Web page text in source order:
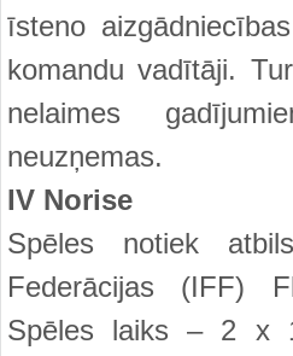
īsteno
komandu vadītāji.
nelaimes
neuzņemas.
IV Norise
Spēles notiek
Federācijas (IFF)
Spēles laiks – 2 x